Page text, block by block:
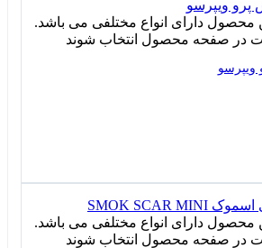
محصول دارای انواع مختلفی می باشد.
در صفحه محصول انتخاب شوند
ویپرسو
محصول دارای انواع مختلفی می باشد.
در صفحه محصول انتخاب شوند